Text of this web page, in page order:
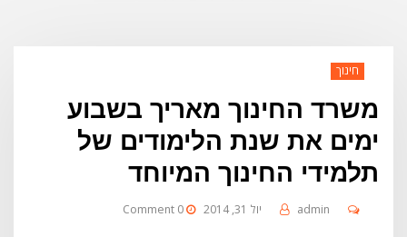
חינוך
משרד החינוך מאריך בשבוע
ימים את שנת הלימודים של
תלמידי החינוך המיוחד
יול 31, 2014 admin
0 Comment